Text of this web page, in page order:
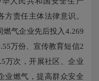
责任主体法律意识。
气企业先后投入4.269
万份、宣传教育短信2
万次，开展社区、企业
业燃气，提高群众安全